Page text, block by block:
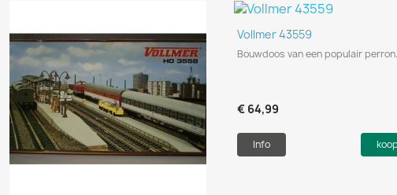
Snel bekijken
Vollmer 43559
Bouwdoos van een populair
€ 64,99
Info